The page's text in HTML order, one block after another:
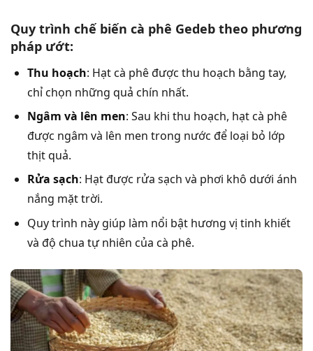
Quy trình chế biến cà phê Gedeb theo phương
pháp ướt:
Thu hoạch: Hạt cà phê được thu hoạch bằng tay,
chỉ chọn những quả chín nhất.
Ngâm và lên men: Sau khi thu hoạch, hạt cà phê
được ngâm và lên men trong nước để loại bỏ lớp
thịt quả.
Rửa sạch: Hạt được rửa sạch và phơi khô dưới ánh
nắng mặt trời.
Quy trình này giúp làm nổi bật hương vị tinh khiết
và độ chua tự nhiên của cà phê.